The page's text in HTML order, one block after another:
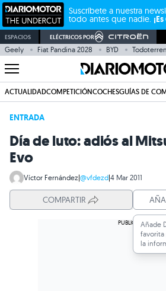
Suscríbete a nuestra
todo antes que nadie.
ESPACIOS ELÉCTRICOS POR
Geely Fiat Pandina 2028 BYD
ACTUALIDADCOMPETICIÓNCOCHESGUÍAS DE
ENTRADA
Día de luto: adiós al
Evo
Víctor Fernández|@vfdezd|4 Mar 2011
COMPARTIR
Añade
favorita
la